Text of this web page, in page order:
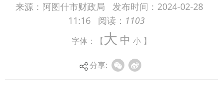
来源：阿图什市财政局 发布时间： 2024-02-28
11:16
阅读： 1103
字体：【大 中 小 】
分享:
2024年度阿图什市水利局预算公开说明